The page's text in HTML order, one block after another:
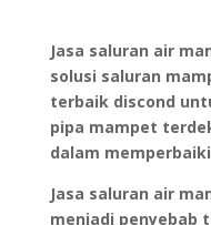
Jasa saluran air
solusi saluran
terbaik discond
pipa mampet
dalam
Jasa saluran air
menjadi penyebab